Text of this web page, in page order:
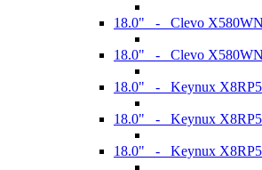
18.0" - Clevo
18.0" - Clevo
18.0" - Keynux
18.0" - Keynux
18.0" - Keynux